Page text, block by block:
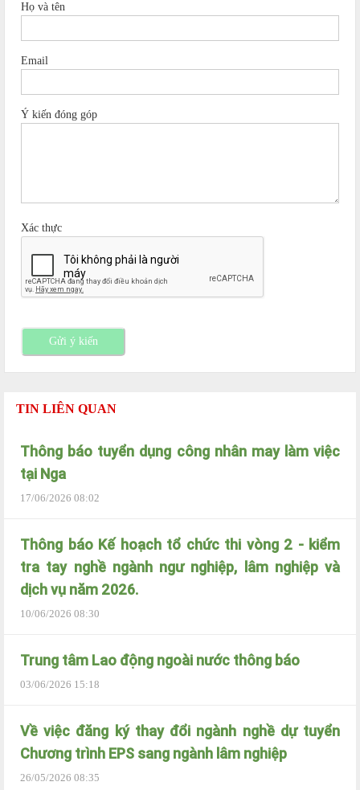
Họ và tên
Email
Ý kiến đóng góp
Xác thực
Gửi ý kiến
TIN LIÊN QUAN
Thông báo tuyển dụng công nhân may làm việc
tại Nga
17/06/2026 08:02
Thông báo Kế hoạch tổ chức thi vòng 2 - kiểm
tra tay nghề ngành ngư nghiệp, lâm nghiệp và
dịch vụ năm 2026.
10/06/2026 08:30
Trung tâm Lao động ngoài nước thông báo
03/06/2026 15:18
Về việc đăng ký thay đổi ngành nghề dự tuyển
Chương trình EPS sang ngành lâm nghiệp
26/05/2026 08:35